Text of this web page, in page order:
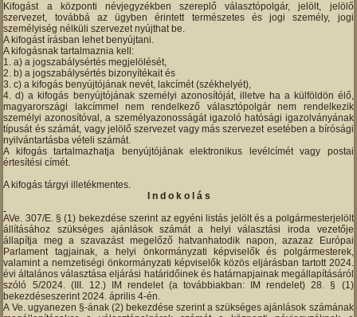
Kifogást a központi névjegyzékben szereplő választópolgár, jelölt, jelölő
szervezet, továbbá az ügyben érintett természetes és jogi személy, jogi
személyiség nélküli szervezet nyújthat be.
A kifogást írásban lehet benyújtani.
A kifogásnak tartalmaznia kell:
a) a jogszabálysértés megjelölését,
b) a jogszabálysértés bizonyítékait és
c) a kifogás benyújtójának nevét, lakcímét (székhelyét),
d) a kifogás benyújtójának személyi azonosítóját, illetve ha a külföldön élő,
magyarországi lakcímmel nem rendelkező választópolgár nem rendelkezik
személyi azonosítóval, a személyazonosságát igazoló hatósági igazolványának
típusát és számát, vagy jelölő szervezet vagy más szervezet esetében a bírósági
nyilvántartásba vételi számát.
A kifogás tartalmazhatja benyújtójának elektronikus levélcímét vagy postai
értesítési címét.
A kifogás tárgyi illetékmentes.
I n d o k o l á s
AVe. 307/E. § (1) bekezdése szerint az egyéni listás jelölt és a polgármesterjelölt
állításához szükséges ajánlások számát a helyi választási iroda vezetője
állapítja meg a szavazást megelőző hatvanhatodik napon, azazaz Európai
Parlament tagjainak, a helyi önkormányzati képviselők és polgármesterek,
valamint a nemzetiségi önkormányzati képviselők közös eljárásban tartott 2024.
évi általános választása eljárási határidőinek és határnapjainak megállapításáról
szóló 5/2024. (III. 12.) IM rendelet (a továbbiakban: IM rendelet) 28. § (1)
bekezdéseszerint 2024. április 4-én.
A Ve. ugyanezen §-ának (2) bekezdése szerint a szükséges ajánlások számának